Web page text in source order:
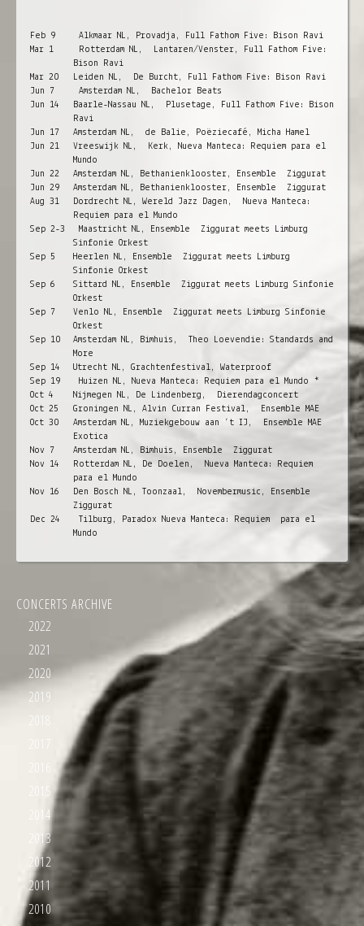
Feb 9
Alkmaar NL, Provadja, Full Fathom Five: Bison Ravi
Mar 1
Rotterdam NL, Lantaren/Venster, Full Fathom Five:
Bison Ravi
Mar 20
Leiden NL, De Burcht, Full Fathom Five: Bison Ravi
Jun 7
Amsterdam NL, Bachelor Beats
Jun 14
Baarle-Nassau NL, Plusetage, Full Fathom Five: Bison
Ravi
Jun 17
Amsterdam NL, de Balie, Poëziecafé, Micha Hamel
Jun 21
Vreeswijk NL, Kerk, Nueva Manteca: Requiem para el
Mundo
Jun 22
Amsterdam NL, Bethanienklooster, Ensemble Ziggurat
Jun 29
Amsterdam NL, Bethanienklooster, Ensemble Ziggurat
Aug 31
Dordrecht NL, Wereld Jazz Dagen, Nueva Manteca:
Requiem para el Mundo
Sep 2-3
Maastricht NL, Ensemble Ziggurat meets Limburg
Sinfonie Orkest
Sep 5
Heerlen NL, Ensemble Ziggurat meets Limburg
Sinfonie Orkest
Sep 6
Sittard NL, Ensemble Ziggurat meets Limburg Sinfonie
Orkest
Sep 7
Venlo NL, Ensemble Ziggurat meets Limburg Sinfonie
Orkest
Sep 10
Amsterdam NL, Bimhuis, Theo Loevendie: Standards and
More
Sep 14
Utrecht NL, Grachtenfestival, Waterproof
Sep 19
Huizen NL, Nueva Manteca: Requiem para el Mundo *
Oct 4
Nijmegen NL, De Lindenberg, Dierendagconcert
Oct 25
Groningen NL, Alvin Curran Festival, Ensemble MAE
Oct 30
Amsterdam NL, Muziekgebouw aan ’t IJ, Ensemble MAE
Exotica
Nov 7
Amsterdam NL, Bimhuis, Ensemble Ziggurat
Nov 14
Rotterdam NL, De Doelen, Nueva Manteca: Requiem
para el Mundo
Nov 16
Den Bosch NL, Toonzaal, Novembermusic, Ensemble
Ziggurat
Dec 24
Tilburg, Paradox Nueva Manteca: Requiem para el
Mundo
CONCERTS ARCHIVE
2022
2021
2020
2019
2018
2017
2015
2014
2013
2012
2011
2010